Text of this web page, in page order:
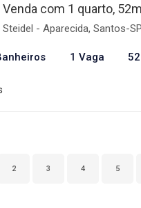
com 1 quarto,
- Aparecida, Santos-SP
1 Vaga
2 3 4 5